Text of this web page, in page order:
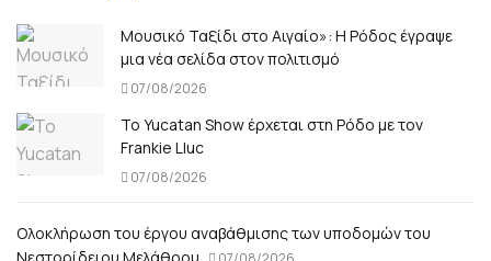
Μουσικό Ταξίδι στο Αιγαίο»: Η Ρόδος έγραψε
μια νέα σελίδα στον πολιτισμό
07/08/2026
Το Yucatan Show έρχεται στη Ρόδο με τον
Frankie Lluc
07/08/2026
Ολοκλήρωση του έργου αναβάθμισης των υποδομών του
Νεστορίδειου Μελάθρου